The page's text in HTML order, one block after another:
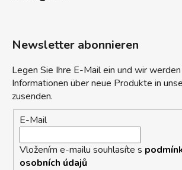
Newsletter abonnieren
Legen Sie Ihre E-Mail ein und wir werden
Informationen über neue Produkte in
zusenden.
E-Mail
Vložením e-mailu souhlasíte s
osobních údajů